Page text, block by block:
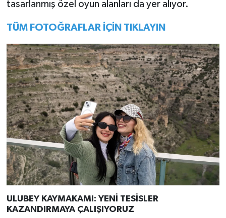
tasarlanmış özel oyun alanları da yer alıyor.
TÜM FOTOĞRAFLAR İÇİN TIKLAYIN
ULUBEY KAYMAKAMI: YENİ TESİSLER
KAZANDIRMAYA ÇALIŞIYORUZ